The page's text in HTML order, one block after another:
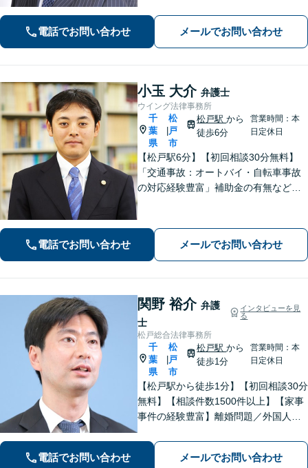
の解決に当たります。離婚・交通事
故・債務整理をはじめとする諸問題に
お困りの際はまずはご相談下さい。
電話でお問い合わせ メールでお問い合わせ
小玉 大介 弁護士
ウイング法律事務所
千
葉
県
松
戸
市
松戸駅から
徒歩6分
営業時間：本
日定休日
【松戸駅6分】【初回相談30分無料】
「交通事故：オートバイ・自転車事故
の対応経験豊富」補助金の有無など、
業詐欺による被害など、複雑な事情を
抱えた借金問題について豊富な解決実
績あり」
電話でお問い合わせ メールでお問い合わせ
関野 裕介 弁護
士
インタビューを見
る
松戸総合法律事務所
千
葉
県
松
戸
市
松戸駅から
徒歩1分
営業時間：本
日定休日
【松戸駅から徒歩1分】【初回相談30分
無料】【相談件数1500件以上】【家事
事件の経験豊富】離婚問題／外国人問
頼者に寄り添うスタイルに定評あり。
「解決後の生活から考える」がモット
電話でお問い合わせ メールでお問い合わせ